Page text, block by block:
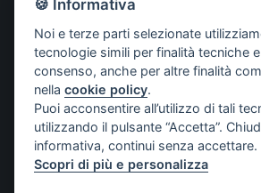
Risorse per i professionisti
Risorse per i cittadini
Risorse per gli Studenti CLMOPD
A.S.S.O.
Società aderenti
Progetti
Contatti
🍪 Informativa
Noi e terze parti selezionate
tecnologie simili per finalità tecniche
consenso, anche per altre finalità
nellacookie policy.
Puoi acconsentire all’utilizzo di tali
utilizzando il pulsante “Accetta”.
informativa, continui senza accettare.
Scopri di più e personalizza